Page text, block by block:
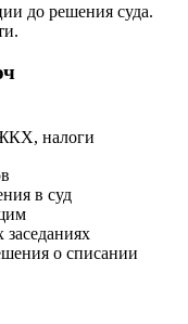
до решения суда.
налоги
в суд
заседаниях
о списании